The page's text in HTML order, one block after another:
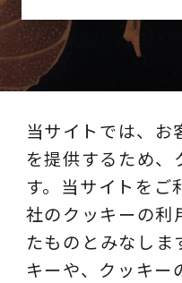
レイヤーズ
当サイトでは、お
を提供するため、
す。当サイトをご
社のクッキーの利
たものとみなしま
キーや、クッキー